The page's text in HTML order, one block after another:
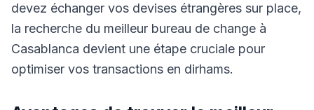
devez échanger vos devises étrangères sur place,
la recherche du meilleur bureau de change à
Casablanca devient une étape cruciale pour
optimiser vos transactions en dirhams.